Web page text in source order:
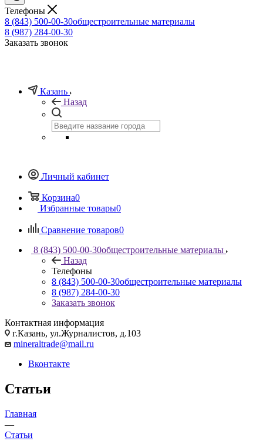
Телефоны
8 (843) 500-00-30общестроительные материалы
8 (987) 284-00-30
Заказать звонок
Казань
Назад
Личный кабинет
Корзина0
Избранные товары0
Сравнение товаров0
8 (843) 500-00-30общестроительные материалы
Назад
Телефоны
8 (843) 500-00-30общестроительные материалы
8 (987) 284-00-30
Заказать звонок
Контактная информация
г.Казань, ул.Журналистов, д.103
mineraltrade@mail.ru
Вконтакте
Статьи
Главная
—
Статьи